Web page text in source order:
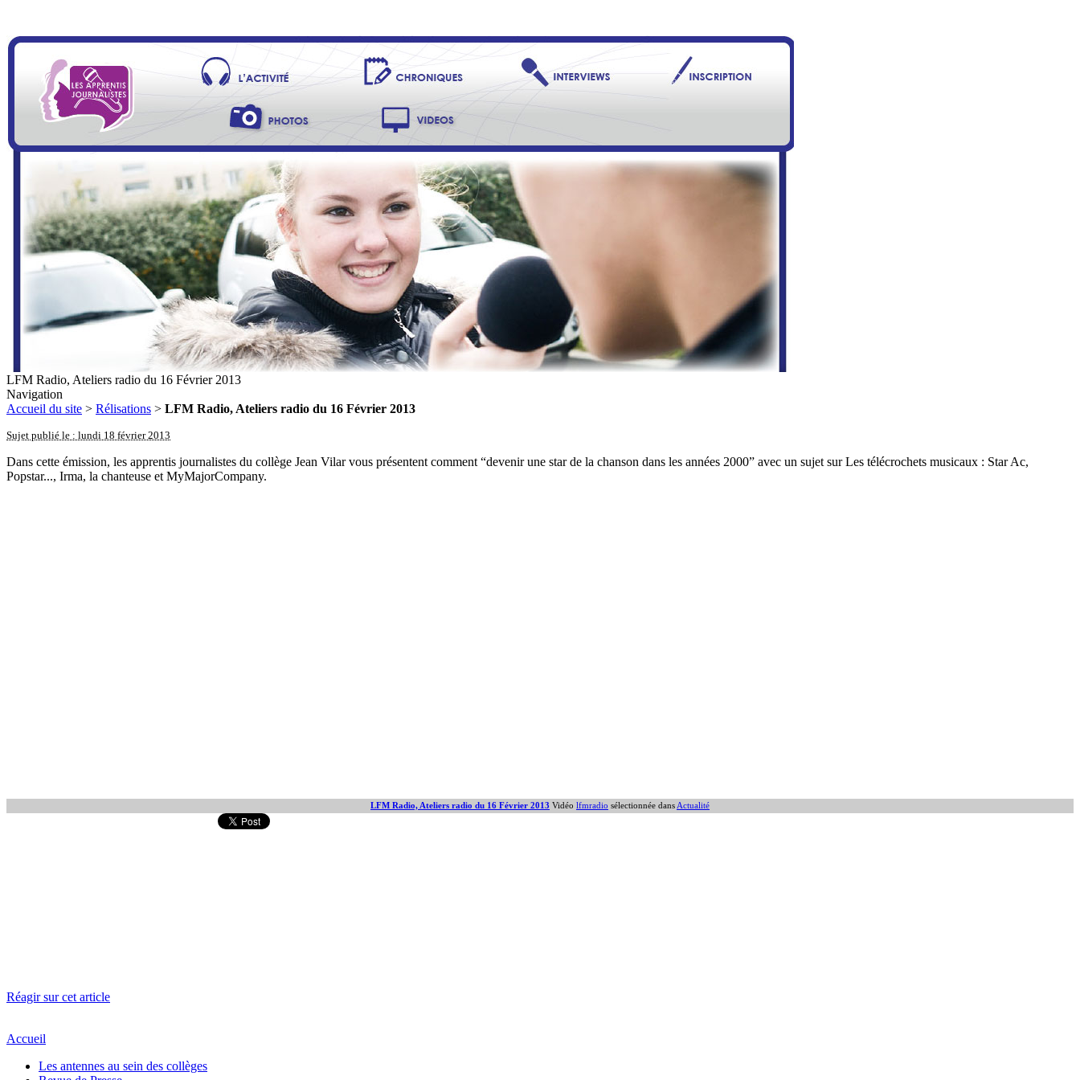
LFM Radio, Ateliers radio du 16 Février 2013
Navigation
Accueil du site > Rélisations > LFM Radio, Ateliers radio du 16 Février 2013
Sujet publié le : lundi 18 février 2013
Dans cette émission, les apprentis journalistes du collège Jean Vilar vous présentent comment “devenir une star de la chanson dans les années 2000” avec un sujet sur Les télécrochets musicaux : Star Ac,
Popstar..., Irma, la chanteuse et MyMajorCompany.
LFM Radio, Ateliers radio du 16 Février 2013 Vidéo lfmradio sélectionnée dans Actualité
Réagir sur cet article
Accueil
Les antennes au sein des collèges